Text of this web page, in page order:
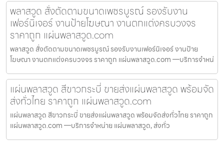
พลาสวูด สั่งตัดตามขนาดเพชรบูรณ์ รองรับงาน
เฟอร์นิเจอร์ งานป้ายโฆษณา งานตกแต่งครบวงจร
ราคาถูก แผ่นพลาสวูด.com
พลาสวูด สั่งตัดตามขนาดเพชรบูรณ์ รองรับงานเฟอร์นิเจอร์ งานป้าย
โฆษณา งานตกแต่งครบวงจร ราคาถูก แผ่นพลาสวูด.com —บริการจำหน่
แผ่นพลาสวูด สีขาวกระบี่ ขายส่งแผ่นพลาสวูด พร้อมจัด
ส่งทั่วไทย ราคาถูก แผ่นพลาสวูด.com
แผ่นพลาสวูด สีขาวกระบี่ ขายส่งแผ่นพลาสวูด พร้อมจัดส่งทั่วไทย ราคาถูก
แผ่นพลาสวูด.com —บริการจำหน่าย แผ่นพลาสวูด, ส่งทั่ว